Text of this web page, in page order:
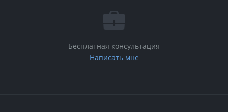
Бесплатная консультация
Написать мне